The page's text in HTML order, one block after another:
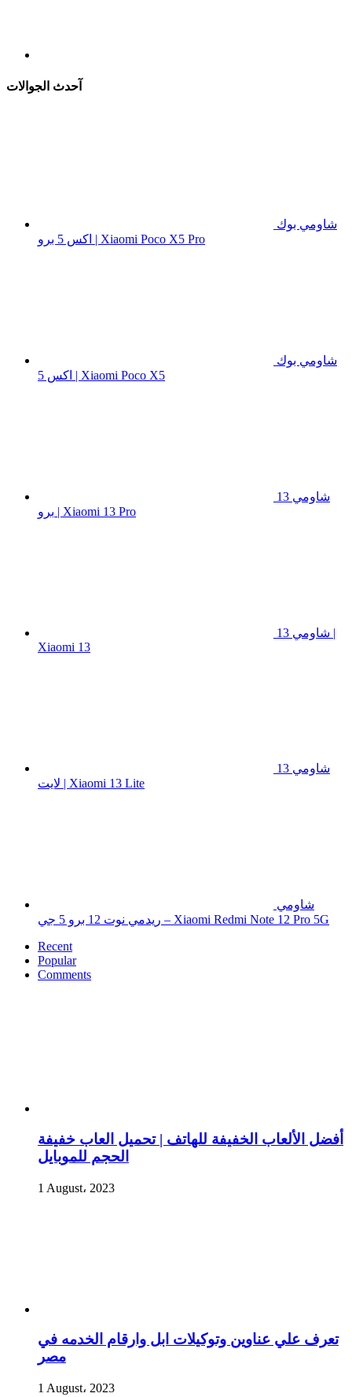
آحدث الجوالات
شاومي بوك
اكس 5 برو | Xiaomi Poco X5 Pro
شاومي بوك
اكس 5 | Xiaomi Poco X5
شاومي 13
برو | Xiaomi 13 Pro
شاومي 13 |
Xiaomi 13
شاومي 13
لايت | Xiaomi 13 Lite
شاومي
ريدمي نوت 12 برو 5 جي – Xiaomi Redmi Note 12 Pro 5G
Recent
Popular
Comments
أفضل الألعاب الخفيفة للهاتف | تحميل العاب خفيفة
الحجم للموبايل
1 August، 2023
تعرف علي عناوين وتوكيلات ابل وارقام الخدمه في
مصر
1 August، 2023